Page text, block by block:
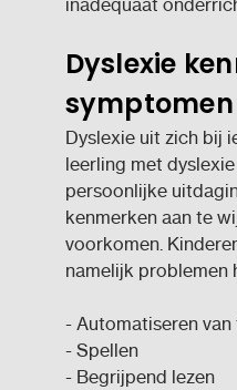
Dyslexie
symptomen
Dyslexie uit zich bij
leerling met
persoonlijke
kenmerken aan te
voorkomen.
namelijk problemen
- Automatiseren
- Spellen
- Begrijpend lezen